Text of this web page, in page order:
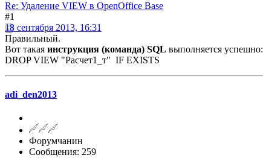
Re: Удаление VIEW в OpenOffice Base
#1
18 сентября 2013, 16:31
Правильный.
Вот такая инструкция (команда) SQL выполняется успешно:
DROP VIEW "Расчет1_т" IF EXISTS
adi_den2013
Форумчанин
Сообщения: 259